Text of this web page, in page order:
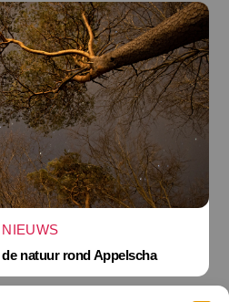
natuur rond Appelscha